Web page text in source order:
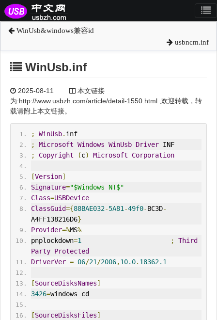
WinUsb&windows兼容id
usbncm.inf
WinUsb.inf
2025-08-11
本文链接
为:http://www.usbzh.com/article/detail-1550.html ,欢迎转载，转
载请附上本文链接。
; WinUsb. inf
;
Microsoft Windows WinUsb Driver INF
;
Copyright (c) Microsoft Corporation
[Version]
Signature="$Windows NT$"
Class=USBDevice
ClassGuid={88BAE032-5A81 -49f0-BC3D-
A4FF138216D6}
Provider=%MS%
pnplockdown=1 ;
Third
Party Protected
DriverVer = 06/21 /2006,10.0. 18362.1
[SourceDisksNames]
3426=windows cd
[SourceDisksFiles]